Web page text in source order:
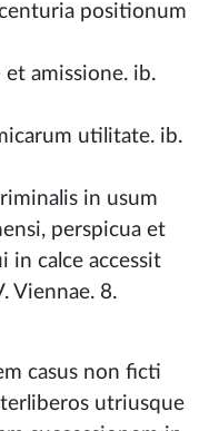
positionum
amissione. ib.
utilitate. ib.
in usum
perspicua et
in calce accessit
Viennae. 8.
casus non ficti
utriusque